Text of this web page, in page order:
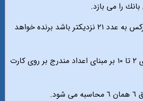
را مى بازد.
مجموع كارت هاى هركس به عدد ٢١ نزديكتر باشد برنده خواهد
در بلك جك كارت هاى ٢ تا ١٠ بر مبناى اعداد مندرج بر روى كارت